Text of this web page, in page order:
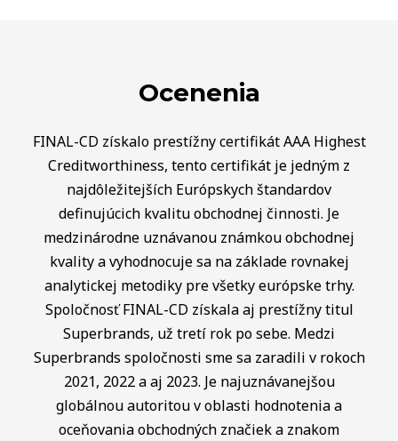
Ocenenia
FINAL-CD získalo prestížny certifikát AAA Highest
Creditworthiness, tento certifikát je jedným z
najdôležitejších Európskych štandardov
definujúcich kvalitu obchodnej činnosti. Je
medzinárodne uznávanou známkou obchodnej
kvality a vyhodnocuje sa na základe rovnakej
analytickej metodiky pre všetky európske trhy.
Spoločnosť FINAL-CD získala aj prestížny titul
Superbrands, už tretí rok po sebe. Medzi
Superbrands spoločnosti sme sa zaradili v rokoch
2021, 2022 a aj 2023. Je najuznávanejšou
globálnou autoritou v oblasti hodnotenia a
oceňovania obchodných značiek a znakom